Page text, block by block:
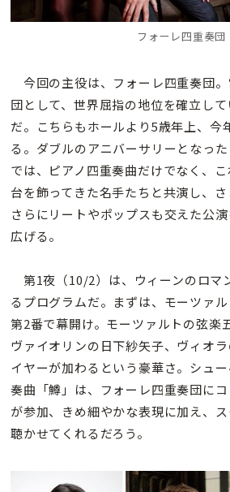
フォーレ四重奏団
今回の主役は、フォーレ四重奏団
団として、世界屈指の地位を確立し
だ。こちらもホールより5歳年上、今
る。ダブルのアニバーサリーとなっ
では、ピアノ四重奏曲だけでなく、
台を飾ってきた名手たちと共演し、さ
さらにリートやポップスも交えた公
広げる。
第1夜（10/2）は、ウィーンのロマ
るプログラムだ。まずは、モーツァ
第2番で幕開け。モーツァルトの弦楽
ヴァイオリンの日下紗矢子、ヴィオ
イヤーが加わるという豪華さ。シュ
奏曲「鱒」は、フォーレ四重奏団に
が参加、きめ細やかな表現に加え、
聴かせてくれるだろう。